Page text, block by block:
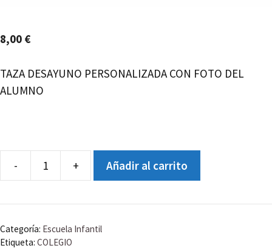
8,00 €
TAZA DESAYUNO PERSONALIZADA CON FOTO DEL
ALUMNO
-
TAZA
cantidad
+ Añadir al carrito
Categoría: Escuela Infantil
Etiqueta: COLEGIO